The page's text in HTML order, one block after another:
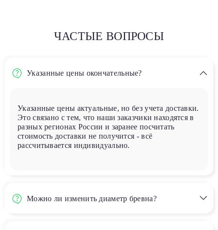
ЧАСТЫЕ ВОПРОСЫ
Указанные цены окончательные?
Указанные цены актуальные, но без учета доставки.
Это связано с тем, что наши заказчики находятся в
разных регионах России и заранее посчитать
стоимость доставки не получится - всё
рассчитывается индивидуально.
Можно ли изменить диаметр бревна?